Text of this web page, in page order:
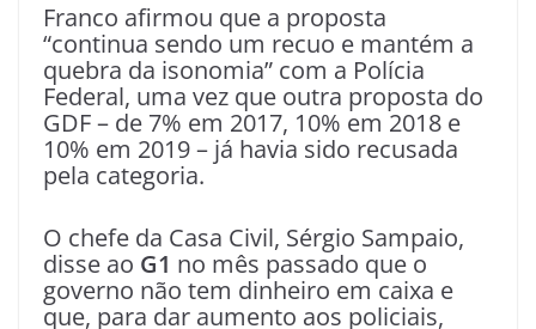
Franco afirmou que a proposta
“continua sendo um recuo e mantém a
quebra da isonomia” com a Polícia
Federal, uma vez que outra proposta do
GDF – de 7% em 2017, 10% em 2018 e
10% em 2019 – já havia sido recusada
pela categoria.
O chefe da Casa Civil, Sérgio Sampaio,
disse ao G1 no mês passado que o
governo não tem dinheiro em caixa e
que, para dar aumento aos policiais,